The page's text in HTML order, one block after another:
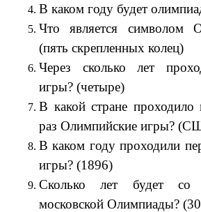
В каком году будет
Что является символом
(пять скрепленных колец)
Через сколько лет
игры? (четыре)
В какой стране проходило
раз Олимпийские игры?
В каком году проходили
игры? (1896)
Сколько лет будет со
московской Олимпиады?